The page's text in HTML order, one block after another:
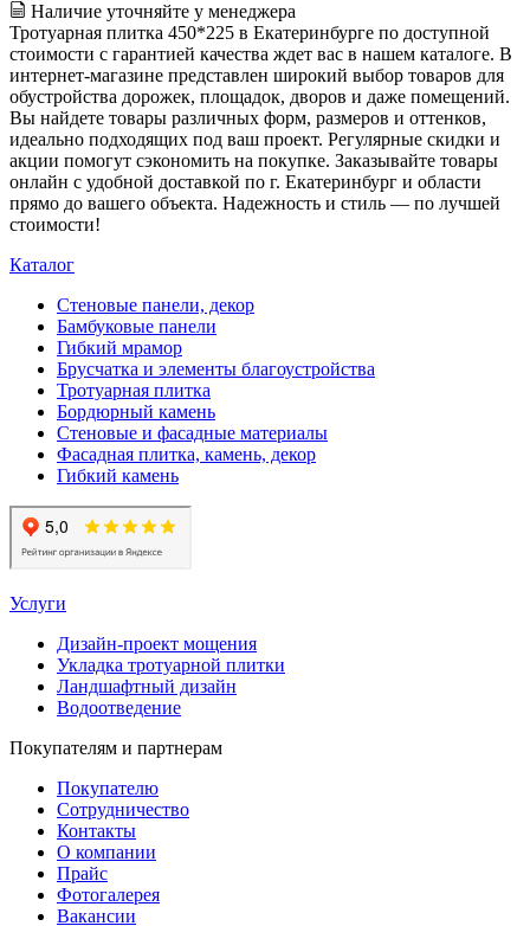
Наличие уточняйте у менеджера
Тротуарная плитка 450*225 в Екатеринбурге по доступной
стоимости с гарантией качества ждет вас в нашем каталоге. В
интернет-магазине представлен широкий выбор товаров для
обустройства дорожек, площадок, дворов и даже помещений.
Вы найдете товары различных форм, размеров и оттенков,
идеально подходящих под ваш проект. Регулярные скидки и
акции помогут сэкономить на покупке. Заказывайте товары
онлайн с удобной доставкой по г. Екатеринбург и области
прямо до вашего объекта. Надежность и стиль — по лучшей
стоимости!
Каталог
Стеновые панели, декор
Бамбуковые панели
Гибкий мрамор
Брусчатка и элементы благоустройства
Тротуарная плитка
Бордюрный камень
Стеновые и фасадные материалы
Фасадная плитка, камень, декор
Гибкий камень
Услуги
Дизайн-проект мощения
Укладка тротуарной плитки
Ландшафтный дизайн
Водоотведение
Покупателям и партнерам
Покупателю
Сотрудничество
Контакты
О компании
Прайс
Фотогалерея
Вакансии